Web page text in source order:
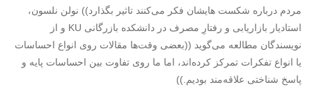
مردم درباره شکست هایشان فکر می‌کنند تاثیر بگذارد)) نولن نلسون،
استادیار بازاریابی و رفتارِ مصرف در دانشکده بازرگانی KU و از
نویسندگان مطالعه می‌گوید ((بعضی وقت‌ها مقالات روی انواع احساسات
یا انواع تفکرات تمرکز کرده‌اند، اما ما روی تفاوت بین احساسات پایه و
پاسخ شناختی علاقه‌مند بودیم.))